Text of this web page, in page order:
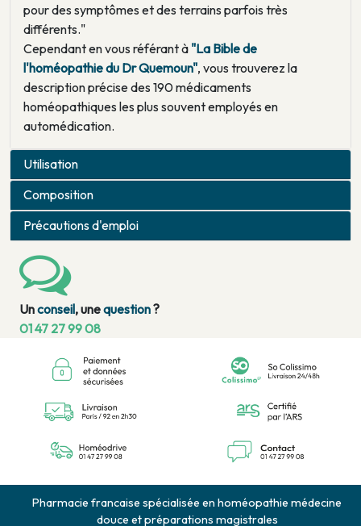
pour des symptômes et des terrains parfois très
différents."
Cependant en vous référant à "La Bible de
l'homéopathie du Dr Quemoun", vous trouverez la
description précise des 190 médicaments
homéopathiques les plus souvent employés en
automédication.
Utilisation
Composition
Précautions d'emploi
Unconseil, unequestion?
01 47 27 99 08
Pharmacie francaise spécialisée en homéopathie médecine
douce et préparations magistrales